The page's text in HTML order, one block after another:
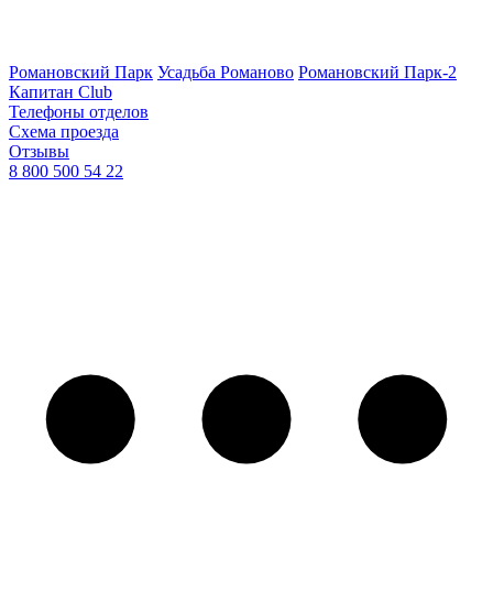
Романовский Парк Усадьба Романово Романовский Парк-2
Капитан Club
Телефоны отделов
Схема проезда
Отзывы
8 800 500 54 22